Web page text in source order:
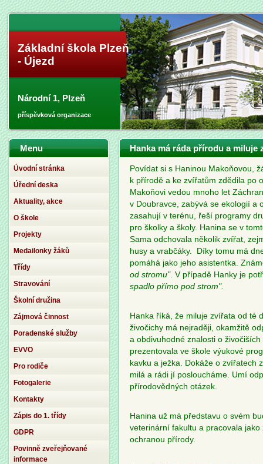
Základní škola Plzeň
- Újezd
Národní 1, Plzeň
příspěvková organizace
Hanka má ráda přírodu a miluje
Povídat si s Haninou Makoňovou,
k přírodě a ke zvířatům zdědila po
Makoňovi vedou mnoho let
v Doubravce, zabývá se ekologií a
zasahují v terénu, řeší programy
pro školky a školy. Hanina se v
Sama odchovala několik zvířat,
husy a vrabčáky.
Díky tomu má
pomáhá jako jeho asistentka.
od stromu". V případě Hanky je
spadlo přímo pod strom".
Hanka říká, že miluje zvířata od té
živočichy má nejraději, okamžitě
a obdivuhodné znalosti o
prezentovala ve škole výukové
kavku a ježka. Dokáže o zvířatech
milá a rádi jí posloucháme. Umí
přírodovědných otázek.
Hanina už má představu o svém
veterinární fakultu a pracovala
ochranou přírody.
Menu
Úvodní stránka
Úřední deska
Aktuality, akce
O škole
Projekty
Medailonky žáků
Třídy
Stravování
Školní družina
Zájmová činnost
Poradenské služby
EVVO
Pro rodiče
Fotogalerie
Kontakty
Zápis do 1. třídy
GDPR
Povinně zveřejňované
informace